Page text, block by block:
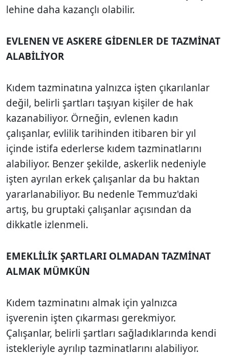
lehine daha kazançlı olabilir.
EVLENEN VE ASKERE GİDENLER DE TAZMİNAT
ALABİLİYOR
Kıdem tazminatına yalnızca işten çıkarılanlar
değil, belirli şartları taşıyan kişiler de hak
kazanabiliyor. Örneğin, evlenen kadın
çalışanlar, evlilik tarihinden itibaren bir yıl
içinde istifa ederlerse kıdem tazminatlarını
alabiliyor. Benzer şekilde, askerlik nedeniyle
işten ayrılan erkek çalışanlar da bu haktan
yararlanabiliyor. Bu nedenle Temmuz'daki
artış, bu gruptaki çalışanlar açısından da
dikkatle izlenmeli.
EMEKLİLİK ŞARTLARI OLMADAN TAZMİNAT
ALMAK MÜMKÜN
Kıdem tazminatını almak için yalnızca
işverenin işten çıkarması gerekmiyor.
Çalışanlar, belirli şartları sağladıklarında kendi
istekleriyle ayrılıp tazminatlarını alabiliyor.